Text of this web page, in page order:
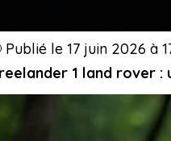
1 land rover :
Publié le 17 juin 2026 à